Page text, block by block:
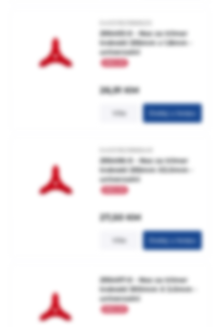
295493-0 - Noz za trimer
trokraki 255mm x 1.8mm -
univerzalni
26,91KM
Više Dodaj u korpu
295496-0 - Noz za trimer
trokraki 255mm X3.0mm -
univerzalni
27,50KM
Više Dodaj u korpu
295497-0 - Noz za trimer
trokraki 300mm X 3.0mm -
univerzalni